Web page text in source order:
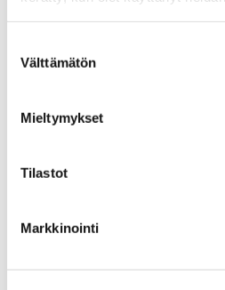
valinta
Välttämätön
Mieltymykset
Tilastot
Markkinointi
jäisi lähinnä korkokustannusten
koronatilanteessa.